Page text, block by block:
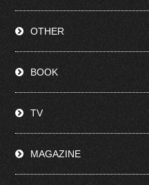
OTHER
BOOK
TV
MAGAZINE